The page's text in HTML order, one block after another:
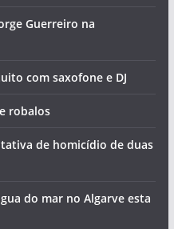
Guerreiro na
com saxofone e DJ
robalos
de homicídio de duas
do mar no Algarve esta